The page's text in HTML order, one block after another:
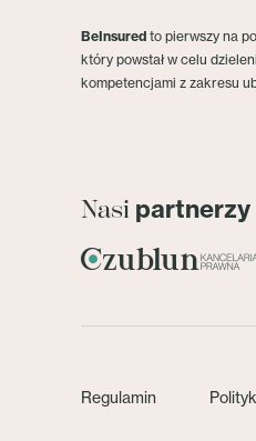
BeInsured to pierwszy na
który powstał w celu
kompetencjami z zakresu
Nasi partnerzy
Regulamin